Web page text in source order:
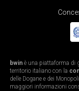
bwin è una piattaforma di
territorio italiano con la
delle Dogane e dei
maggiori informazioni